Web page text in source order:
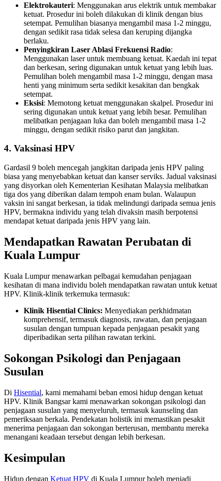
Elektrokauteri: Menggunakan arus elektrik untuk membakar
ketuat. Prosedur ini boleh dilakukan di klinik dengan bius
setempat. Pemulihan biasanya mengambil masa 1-2 minggu,
dengan sedikit rasa tidak selesa dan keruping dijangka
berlaku.
Penyingkiran Laser Ablasi Frekuensi Radio:
Menggunakan laser untuk membuang ketuat. Kaedah ini tepat
dan berkesan, sering digunakan untuk ketuat yang lebih luas.
Pemulihan boleh mengambil masa 1-2 minggu, dengan masa
henti yang minimum serta sedikit kesakitan dan bengkak
setempat.
Eksisi: Memotong ketuat menggunakan skalpel. Prosedur ini
sering digunakan untuk ketuat yang lebih besar. Pemulihan
melibatkan penjagaan luka dan boleh mengambil masa 1-2
minggu, dengan sedikit risiko parut dan jangkitan.
4. Vaksinasi HPV
Gardasil 9 boleh mencegah jangkitan daripada jenis HPV paling
biasa yang menyebabkan ketuat dan kanser serviks. Jadual vaksinasi
yang disyorkan oleh Kementerian Kesihatan Malaysia melibatkan
tiga dos yang diberikan dalam tempoh enam bulan. Walaupun
vaksin ini sangat berkesan, ia tidak melindungi daripada semua jenis
HPV, bermakna individu yang telah divaksin masih berpotensi
mendapat ketuat daripada jenis HPV yang lain.
Mendapatkan Rawatan Perubatan di
Kuala Lumpur
Kuala Lumpur menawarkan pelbagai kemudahan penjagaan
kesihatan di mana individu boleh mendapatkan rawatan untuk ketuat
HPV. Klinik-klinik terkemuka termasuk:
Klinik Hisential Clinics: Menyediakan perkhidmatan
komprehensif, termasuk diagnosis, rawatan, dan penjagaan
susulan dengan tumpuan kepada penjagaan pesakit yang
diperibadikan serta pilihan rawatan terkini.
Sokongan Psikologi dan Penjagaan
Susulan
Di Hisential, kami memahami beban emosi hidup dengan ketuat
HPV. Klinik Bangsar kami menawarkan sokongan psikologi dan
penjagaan susulan yang menyeluruh, termasuk kaunseling dan
pemeriksaan berkala. Pendekatan holistik ini memastikan pesakit
menerima penjagaan dan sokongan berterusan, membantu mereka
menangani keadaan tersebut dengan lebih berkesan.
Kesimpulan
Hidup dengan Ketuat HPV di Kuala Lumpur boleh menjadi